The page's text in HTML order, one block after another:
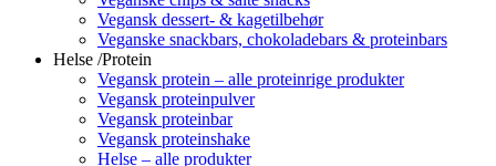
Vegansk dessert- & kagetilbehør
Veganske snackbars, chokoladebars & proteinbars
Helse /Protein
Vegansk protein – alle proteinrige produkter
Vegansk proteinpulver
Vegansk proteinbar
Vegansk proteinshake
Helse – alle produkter